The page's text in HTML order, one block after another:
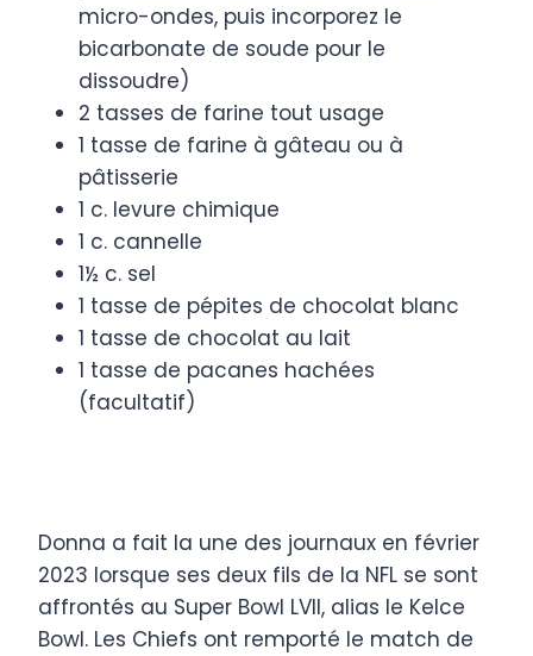
micro-ondes, puis incorporez le
bicarbonate de soude pour le
dissoudre)
2 tasses de farine tout usage
1 tasse de farine à gâteau ou à
pâtisserie
1 c. levure chimique
1 c. cannelle
1½ c. sel
1 tasse de pépites de chocolat blanc
1 tasse de chocolat au lait
1 tasse de pacanes hachées
(facultatif)
Donna a fait la une des journaux en février
2023 lorsque ses deux fils de la NFL se sont
affrontés au Super Bowl LVII, alias le Kelce
Bowl. Les Chiefs ont remporté le match de